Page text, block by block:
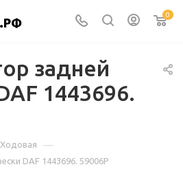
0
задней
1443696.
Ходовая —
DAF 1443696. 59006P